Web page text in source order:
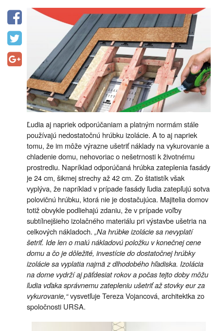
Ľudia aj napriek odporúčaniam a platným normám stále
používajú nedostatočnú hrúbku izolácie. A to aj napriek
tomu, že im môže výrazne ušetriť náklady na vykurovanie a
chladenie domu, nehovoriac o nešetrnosti k životnému
prostrediu. Napríklad odporúčaná hrúbka zateplenia fasády
je 24 cm, šikmej strechy až 42 cm. Zo štatistík však
vyplýva, že napríklad v prípade fasády ľudia zatepľujú sotva
polovičnú hrúbku, ktorá nie je dostačujúca. Majitelia domov
totiž obvykle podliehajú zdaniu, že v prípade voľby
subtílnejšieho izolačného materiálu pri výstavbe ušetria na
celkových nákladoch. „Na hrúbke izolácie sa nevyplatí
šetriť. Ide len o malú nákladovú položku v konečnej cene
domu a čo je dôležité, investície do dostatočnej hrúbky
izolácie sa vyplatia najmä z dlhodobého hľadiska. Izolácia
na dome vydrží aj päťdesiat rokov a počas tejto doby môžu
ľudia vďaka správnemu zatepleniu ušetriť až stovky eur za
vykurovanie,“vysvetľuje Tereza Vojancová, architektka zo
spoločnosti URSA.